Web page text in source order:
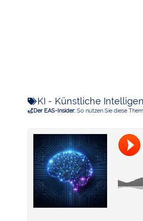
KI - Künstliche
Der EAS-Insider:So nutzen Sie diese